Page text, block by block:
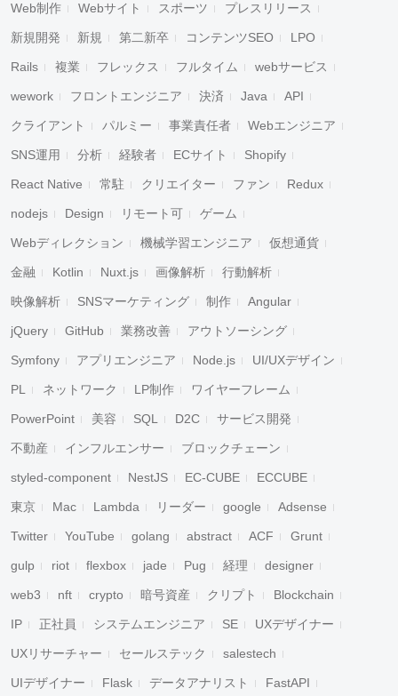
Web制作 Webサイト スポーツ プレスリリース
新規開発 新規 第二新卒 コンテンツSEO LPO
Rails 複業 フレックス フルタイム webサービス
wework フロントエンジニア 決済 Java API
クライアント パルミー 事業責任者 Webエンジニア
SNS運用 分析 経験者 ECサイト Shopify
React Native 常駐 クリエイター ファン Redux
nodejs Design リモート可 ゲーム
Webディレクション 機械学習エンジニア 仮想通貨
金融 Kotlin Nuxt.js 画像解析 行動解析
映像解析 SNSマーケティング 制作 Angular
jQuery GitHub 業務改善 アウトソーシング
Symfony アプリエンジニア Node.js UI/UXデザイン
PL ネットワーク LP制作 ワイヤーフレーム
PowerPoint 美容 SQL D2C サービス開発
不動産 インフルエンサー ブロックチェーン
styled-component NestJS EC-CUBE ECCUBE
東京 Mac Lambda リーダー google Adsense
Twitter YouTube golang abstract ACF Grunt
gulp riot flexbox jade Pug 経理 designer
web3 nft crypto 暗号資産 クリプト Blockchain
IP 正社員 システムエンジニア SE UXデザイナー
UXリサーチャー セールステック salestech
UIデザイナー Flask データアナリスト FastAPI